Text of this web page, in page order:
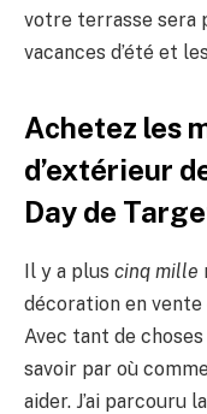
votre terrasse sera
vacances d’été et
Achetez les
d’extérieur
Day de
Il y a plus cinq mille
décoration en
Avec tant de
savoir par où
aider. J’ai parcouru